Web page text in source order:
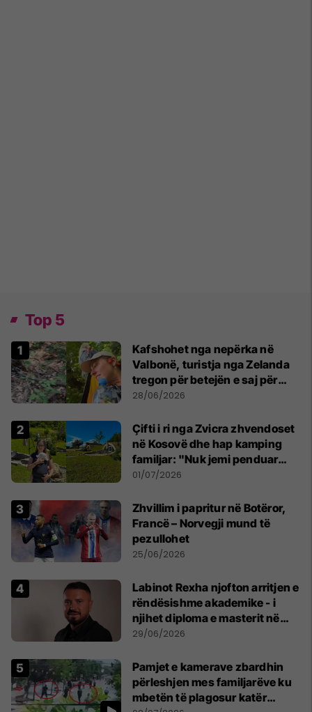
Top 5
Kafshohet nga nepërka në
Valbonë, turistja nga Zelanda
tregon për betejën e saj për
mbijetesë
28/06/2026
Çifti i ri nga Zvicra zhvendoset
në Kosovë dhe hap kamping
familjar: "Nuk jemi penduar
asnjë ditë"
01/07/2026
Zhvillim i papritur në Botëror,
Francë – Norvegji mund të
pezullohet
25/06/2026
Labinot Rexha njofton arritjen e
rëndësishme akademike - i
njihet diploma e masterit në
Psikologji në Zvicër
29/06/2026
Pamjet e kamerave zbardhin
përleshjen mes familjarëve ku
mbetën të plagosur katër